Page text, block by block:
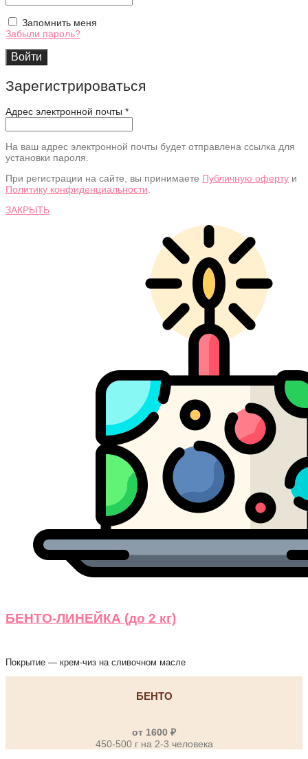
Запомнить меня
Забыли пароль?
Войти
Зарегистрироваться
Адрес электронной почты *
На ваш адрес электронной почты будет отправлена ссылка для
установки пароля.
При регистрации на сайте, вы принимаете Публичную оферту и
Политику конфиденциальности.
ЗАКРЫТЬ
БЕНТО-ЛИНЕЙКА (до 2 кг)
Покрытие — крем-чиз на сливочном масле
БЕНТО
от 1600 ₽
450-500 г на 2-3 человека